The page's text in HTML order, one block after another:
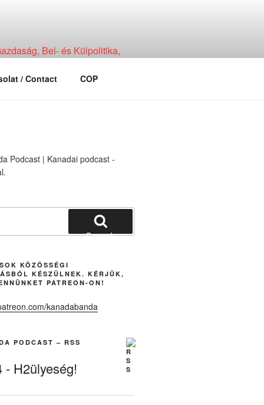
Bel- és Külpolitika,
/ Contact COP
Search
KÖZÖSSÉGI
KÉSZÜLNEK. KÉRJÜK,
PATREON-ON!
PODCAST – RSS
- H2ülyeség!